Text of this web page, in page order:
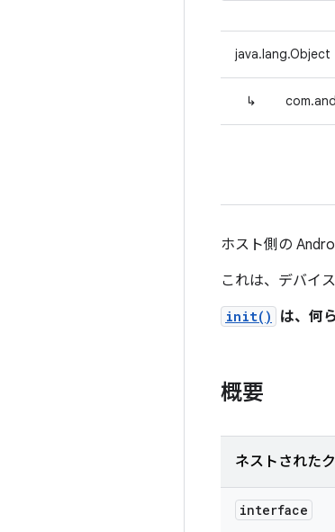
java.lang.Object
↳
ホスト側の
これは、デバイ
init() は、何
概要
ネストされた
interface